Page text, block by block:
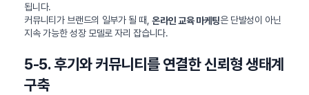
됩니다.
커뮤니티가 브랜드의 일부가 될 때,온라인 교육 마케팅은 단발성이 아닌
지속 가능한 성장 모델로 자리 잡습니다.
5-5. 후기와 커뮤니티를 연결한 신뢰형 생태계
구축